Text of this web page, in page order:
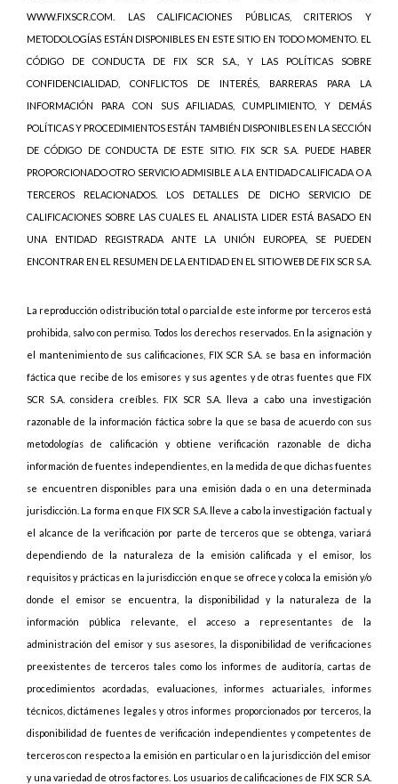
WWW.FIXSCR.COM. LAS CALIFICACIONES PÚBLICAS, CRITERIOS Y
METODOLOGÍAS ESTÁN DISPONIBLES EN ESTE SITIO EN TODO MOMENTO. EL
CÓDIGO DE CONDUCTA DE FIX SCR S.A., Y LAS POLÍTICAS SOBRE
CONFIDENCIALIDAD, CONFLICTOS DE INTERÉS, BARRERAS PARA LA
INFORMACIÓN PARA CON SUS AFILIADAS, CUMPLIMIENTO, Y DEMÁS
POLÍTICAS Y PROCEDIMIENTOS ESTÁN TAMBIÉN DISPONIBLES EN LA SECCIÓN
DE CÓDIGO DE CONDUCTA DE ESTE SITIO. FIX SCR S.A. PUEDE HABER
PROPORCIONADO OTRO SERVICIO ADMISIBLE A LA ENTIDAD CALIFICADA O A
TERCEROS RELACIONADOS. LOS DETALLES DE DICHO SERVICIO DE
CALIFICACIONES SOBRE LAS CUALES EL ANALISTA LIDER ESTÁ BASADO EN
UNA ENTIDAD REGISTRADA ANTE LA UNIÓN EUROPEA, SE PUEDEN
ENCONTRAR EN EL RESUMEN DE LA ENTIDAD EN EL SITIO WEB DE FIX SCR S.A.
La reproducción o distribución total o parcial de este informe por terceros está
prohibida, salvo con permiso. Todos los derechos reservados. En la asignación y
el mantenimiento de sus calificaciones, FIX SCR S.A. se basa en información
fáctica que recibe de los emisores y sus agentes y de otras fuentes que FIX
SCR S.A. considera creíbles. FIX SCR S.A. lleva a cabo una investigación
razonable de la información fáctica sobre la que se basa de acuerdo con sus
metodologías de calificación y obtiene verificación razonable de dicha
información de fuentes independientes, en la medida de que dichas fuentes
se encuentren disponibles para una emisión dada o en una determinada
jurisdicción. La forma en que FIX SCR S.A. lleve a cabo la investigación factual y
el alcance de la verificación por parte de terceros que se obtenga, variará
dependiendo de la naturaleza de la emisión calificada y el emisor, los
requisitos y prácticas en la jurisdicción en que se ofrece y coloca la emisión y/o
donde el emisor se encuentra, la disponibilidad y la naturaleza de la
información pública relevante, el acceso a representantes de la
administración del emisor y sus asesores, la disponibilidad de verificaciones
preexistentes de terceros tales como los informes de auditoría, cartas de
procedimientos acordadas, evaluaciones, informes actuariales, informes
técnicos, dictámenes legales y otros informes proporcionados por terceros, la
disponibilidad de fuentes de verificación independientes y competentes de
terceros con respecto a la emisión en particular o en la jurisdicción del emisor
y una variedad de otros factores. Los usuarios de calificaciones de FIX SCR S.A.